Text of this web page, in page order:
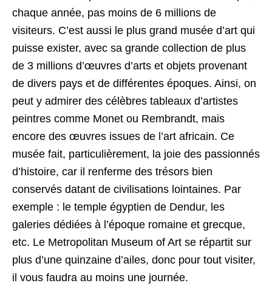
chaque année, pas moins de 6 millions de
visiteurs. C’est aussi le plus grand musée d’art qui
puisse exister, avec sa grande collection de plus
de 3 millions d’œuvres d’arts et objets provenant
de divers pays et de différentes époques. Ainsi, on
peut y admirer des célèbres tableaux d’artistes
peintres comme Monet ou Rembrandt, mais
encore des œuvres issues de l’art africain. Ce
musée fait, particulièrement, la joie des passionnés
d’histoire, car il renferme des trésors bien
conservés datant de civilisations lointaines. Par
exemple : le temple égyptien de Dendur, les
galeries dédiées à l’époque romaine et grecque,
etc. Le Metropolitan Museum of Art se répartit sur
plus d’une quinzaine d’ailes, donc pour tout visiter,
il vous faudra au moins une journée.